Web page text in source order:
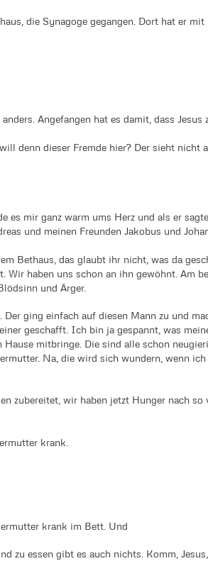
die Synagoge gegangen. Dort hat er
Angefangen hat es damit, dass Jesus
denn dieser Fremde hier? Der sieht nicht
es mir ganz warm ums Herz und als er
und meinen Freunden Jakobus und
Bethaus, das glaubt ihr nicht, was da
Wir haben uns schon an ihn gewöhnt. Am
und Ärger.
ging einfach auf diesen Mann zu und
geschafft. Ich bin ja gespannt, was
mitbringe. Die sind alle schon
Na, die wird sich wundern, wenn
zubereitet, wir haben jetzt Hunger nach so
krank.
krank im Bett. Und
zu essen gibt es auch nichts. Komm,